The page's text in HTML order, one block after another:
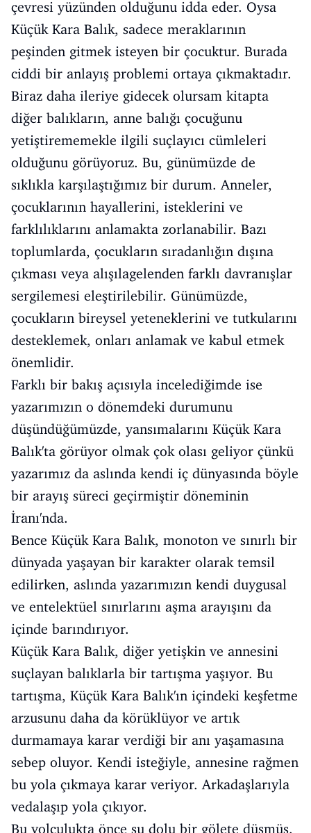
çevresi yüzünden olduğunu idda eder. Oysa
Küçük Kara Balık, sadece meraklarının
peşinden gitmek isteyen bir çocuktur. Burada
ciddi bir anlayış problemi ortaya çıkmaktadır.
Biraz daha ileriye gidecek olursam kitapta
diğer balıkların, anne balığı çocuğunu
yetiştirememekle ilgili suçlayıcı cümleleri
olduğunu görüyoruz. Bu, günümüzde de
sıklıkla karşılaştığımız bir durum. Anneler,
çocuklarının hayallerini, isteklerini ve
farklılıklarını anlamakta zorlanabilir. Bazı
toplumlarda, çocukların sıradanlığın dışına
çıkması veya alışılagelenden farklı davranışlar
sergilemesi eleştirilebilir. Günümüzde,
çocukların bireysel yeteneklerini ve tutkularını
desteklemek, onları anlamak ve kabul etmek
önemlidir.
Farklı bir bakış açısıyla incelediğimde ise
yazarımızın o dönemdeki durumunu
düşündüğümüzde, yansımalarını Küçük Kara
Balık'ta görüyor olmak çok olası geliyor çünkü
yazarımız da aslında kendi iç dünyasında böyle
bir arayış süreci geçirmiştir döneminin
İranı'nda.
Bence Küçük Kara Balık, monoton ve sınırlı bir
dünyada yaşayan bir karakter olarak temsil
edilirken, aslında yazarımızın kendi duygusal
ve entelektüel sınırlarını aşma arayışını da
içinde barındırıyor.
Küçük Kara Balık, diğer yetişkin ve annesini
suçlayan balıklarla bir tartışma yaşıyor. Bu
tartışma, Küçük Kara Balık'ın içindeki keşfetme
arzusunu daha da körüklüyor ve artık
durmamaya karar verdiği bir anı yaşamasına
sebep oluyor. Kendi isteğiyle, annesine rağmen
bu yola çıkmaya karar veriyor. Arkadaşlarıyla
vedalaşıp yola çıkıyor.
Bu yolculukta önce su dolu bir gölete düşmüş.